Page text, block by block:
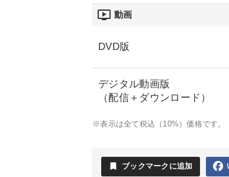
ondemand_video 動画
DVD版
デジタル動画版
（配信＋ダウンロード）
※表示は全て税込（10%）価格です。
bookmark ブックマークに追加